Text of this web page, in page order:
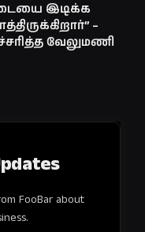
இடிக்க
–
வேலுமணி
FooBar about